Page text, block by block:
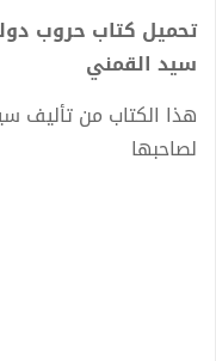
سيد القمني
هذا الكتاب من تأليف
لصاحبها